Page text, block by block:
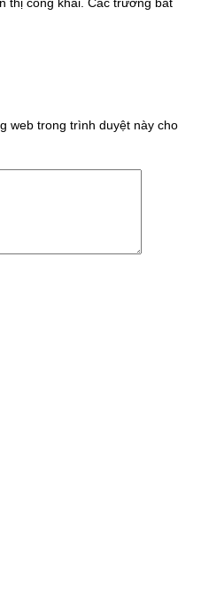
web trong trình duyệt này cho